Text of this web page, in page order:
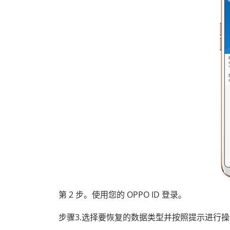
第 2 步。使用您的 OPPO ID 登录。
步骤3.选择要恢复的数据类型并按照提示进行